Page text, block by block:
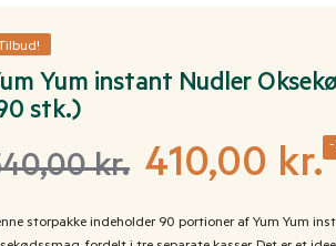
Tilbud!
Yum instant Nudler
stk.)
kr. 410,00 kr. -
storpakke indeholder 90 portioner af Yum Yum